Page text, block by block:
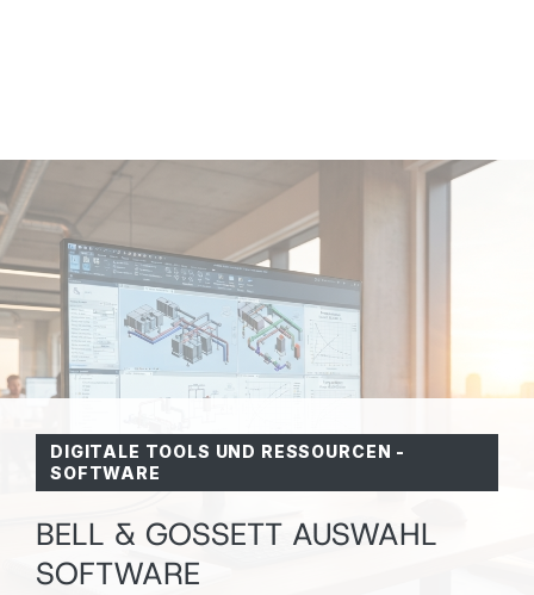
DIGITALE TOOLS UND RESSOURCEN -
SOFTWARE
BELL & GOSSETT AUSWAHL
SOFTWARE